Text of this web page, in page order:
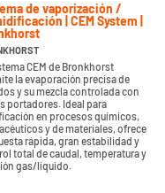
de vaporización /
| CEM System |
CEM de Bronkhorst
la evaporación precisa de
y su mezcla controlada con
portadores. Ideal para
en procesos químicos,
y de materiales, ofrece
rápida, gran estabilidad y
total de caudal, temperatura y
gas/líquido.